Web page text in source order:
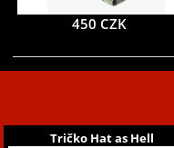
450 CZK
Tričko Hat as Hell